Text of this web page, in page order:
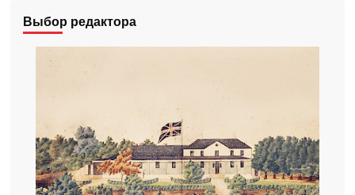
Выбор редактора